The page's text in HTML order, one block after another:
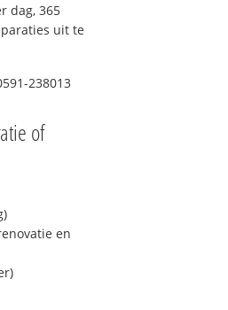
dag, 365
uit te
238013
of
en